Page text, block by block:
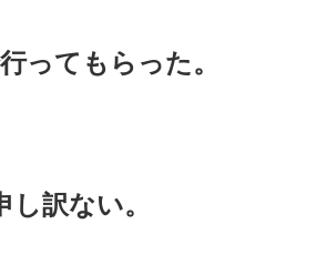
ってもらった。
し訳ない。